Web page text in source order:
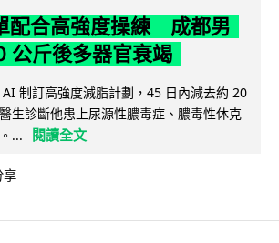
配合高強度操練 成都男
公斤後多器官衰竭
制訂高強度減脂計劃，45 日內減去約 20
生診斷他患上尿源性膿毒症、膿毒性休克
...
閱讀全文
享